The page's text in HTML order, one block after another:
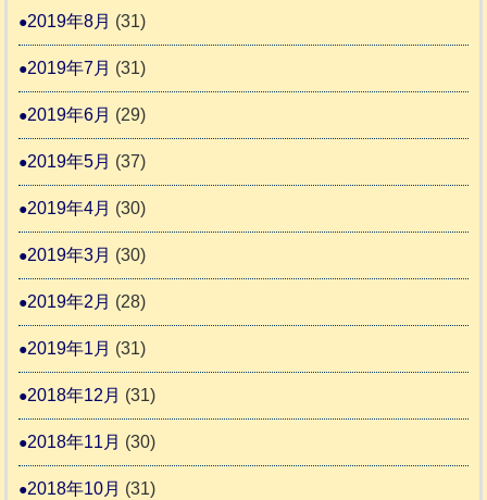
2019年8月 (31)
2019年7月 (31)
2019年6月 (29)
2019年5月 (37)
2019年4月 (30)
2019年3月 (30)
2019年2月 (28)
2019年1月 (31)
2018年12月 (31)
2018年11月 (30)
2018年10月 (31)